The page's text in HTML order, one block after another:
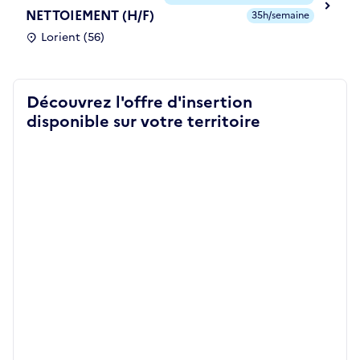
NETTOIEMENT (H/F)
Lorient (56)
35h/semaine
Découvrez l'offre d'insertion
disponible sur votre territoire